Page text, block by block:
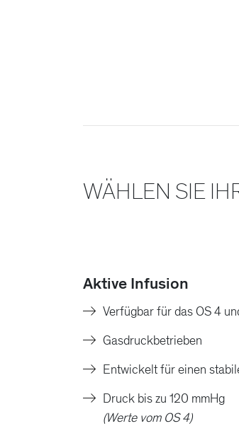
WÄHLEN SIE
Aktive Infusion
Verfügbar für das OS 4
Gasdruckbetrieben
Entwickelt für einen
Druck bis zu 120 mmHg
(Werte vom OS 4)